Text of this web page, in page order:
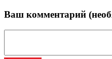
Ваш комментарий